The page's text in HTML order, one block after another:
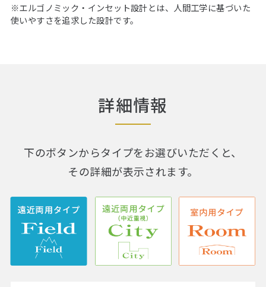
※エルゴノミック・インセット設計とは、人間工学に基づいた
使いやすさを追求した設計です。
詳細情報
下のボタンからタイプをお選びいただくと、
その詳細が表示されます。